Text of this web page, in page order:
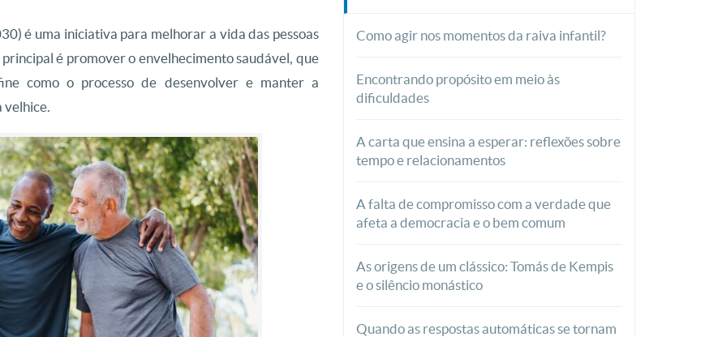
é uma iniciativa para melhorar a vida das pessoas
é promover o envelhecimento saudável, que
como o processo de desenvolver e manter a
velhice.
Como agir nos momentos da raiva infantil?
Encontrando propósito em meio às
dificuldades
A carta que ensina a esperar: reflexões sobre
tempo e relacionamentos
A falta de compromisso com a verdade que
afeta a democracia e o bem comum
As origens de um clássico: Tomás de Kempis
e o silêncio monástico
Quando as respostas automáticas se tornam